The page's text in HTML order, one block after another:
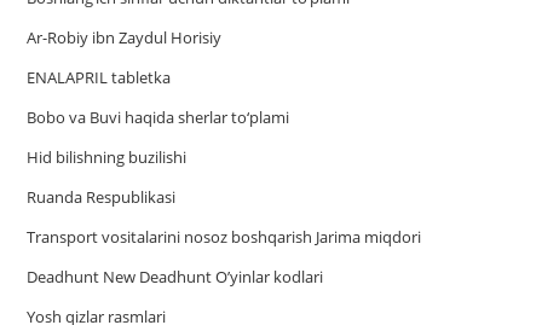
Ar-Robiy ibn Zaydul Horisiy
ENALAPRIL tabletka
Bobo va Buvi haqida sherlar to‘plami
Hid bilishning buzilishi
Ruanda Respublikasi
Trаnsport vositаlаrini nosoz boshqаrish Jаrimа miqdori
Deadhunt New Deadhunt O’yinlar kodlari
Yosh qizlar rasmlari